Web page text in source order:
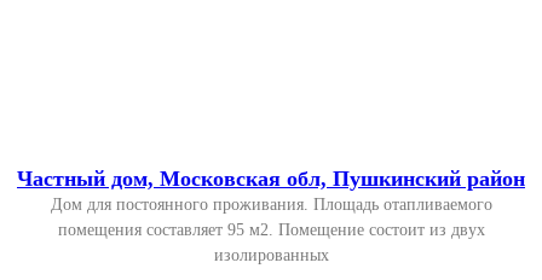
Частный дом, Московская обл, Пушкинский район
Дом для постоянного проживания. Площадь отапливаемого
помещения составляет 95 м2. Помещение состоит из двух
изолированных